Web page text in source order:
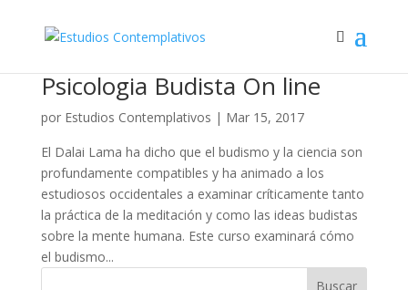
Psicologia Budista On line
por Estudios Contemplativos | Mar 15, 2017
El Dalai Lama ha dicho que el budismo y la ciencia son
profundamente compatibles y ha animado a los
estudiosos occidentales a examinar críticamente tanto
la práctica de la meditación y como las ideas budistas
sobre la mente humana. Este curso examinará cómo
el budismo...